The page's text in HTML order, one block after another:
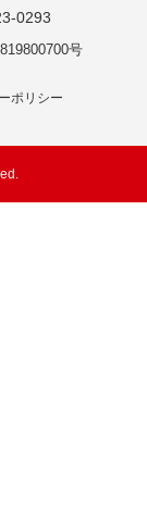
0293
号
ポリシー